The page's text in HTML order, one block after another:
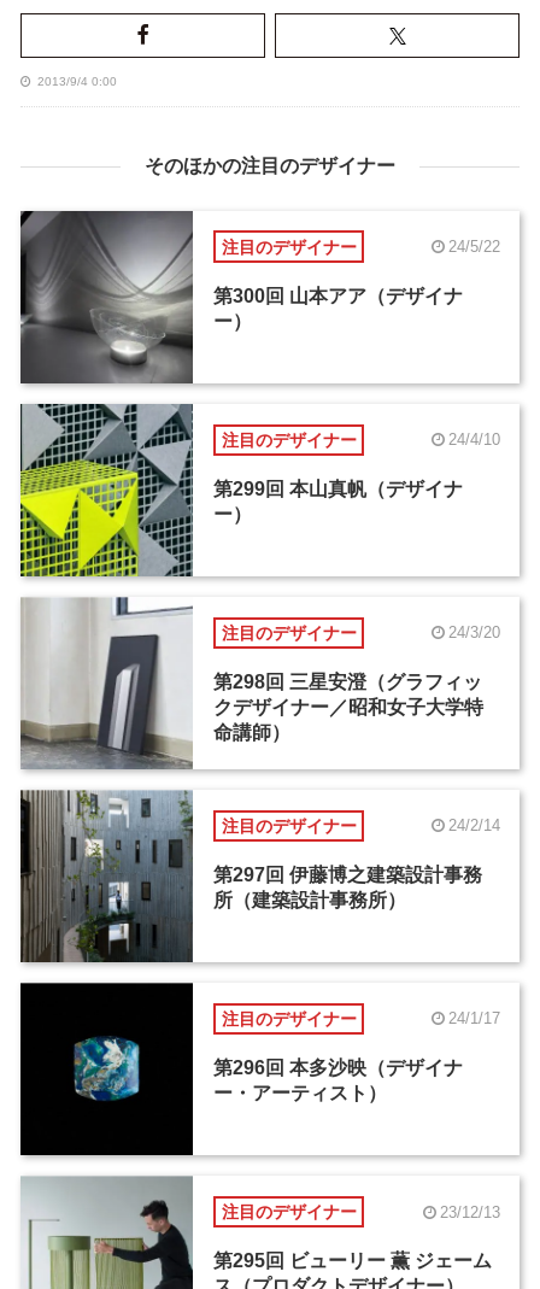
2013/9/4 0:00
そのほかの注目のデザイナー
注目のデザイナー 24/5/22
第300回 山本アア（デザイナ
ー）
注目のデザイナー 24/4/10
第299回 本山真帆（デザイナ
ー）
注目のデザイナー 24/3/20
第298回 三星安澄（グラフィッ
クデザイナー／昭和女子大学特
命講師）
注目のデザイナー 24/2/14
第297回 伊藤博之建築設計事務
所（建築設計事務所）
注目のデザイナー 24/1/17
第296回 本多沙映（デザイナ
ー・アーティスト）
注目のデザイナー 23/12/13
第295回 ビューリー 薫 ジェーム